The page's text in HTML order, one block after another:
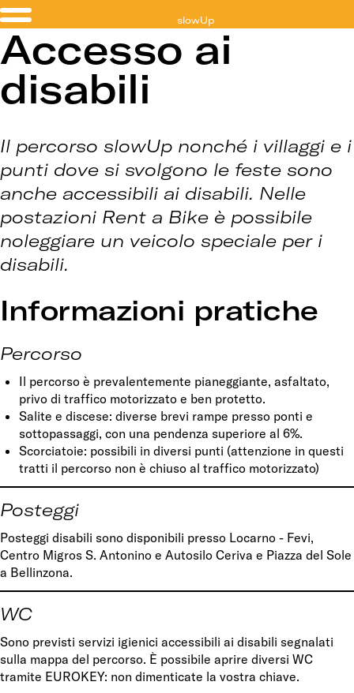
slowUp
Accesso ai
disabili
Il percorso slowUp nonché i villaggi e i
punti dove si svolgono le feste sono
anche accessibili ai disabili. Nelle
postazioni Rent a Bike è possibile
noleggiare un veicolo speciale per i
disabili.
Informazioni pratiche
Percorso
Il percorso è prevalentemente pianeggiante, asfaltato,
privo di traffico motorizzato e ben protetto.
Salite e discese: diverse brevi rampe presso ponti e
sottopassaggi, con una pendenza superiore al 6%.
Scorciatoie: possibili in diversi punti (attenzione in questi
tratti il percorso non è chiuso al traffico motorizzato)
Posteggi
Posteggi disabili sono disponibili presso Locarno - Fevi,
Centro Migros S. Antonino e Autosilo Ceriva e Piazza del Sole
a Bellinzona.
WC
Sono previsti servizi igienici accessibili ai disabili segnalati
sulla mappa del percorso. È possibile aprire diversi WC
tramite EUROKEY: non dimenticate la vostra chiave.